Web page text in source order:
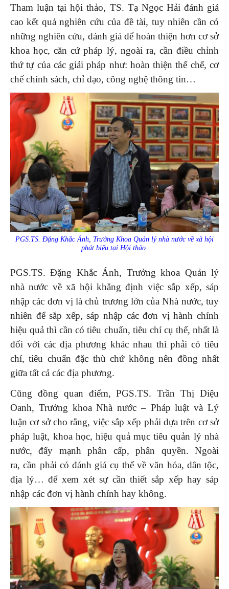
Tham luận tại hội thảo, TS. Tạ Ngọc Hải đánh giá
cao kết quả nghiên cứu của đề tài, tuy nhiên cần có
những nghiên cứu, đánh giá để hoàn thiện hơn cơ sở
khoa học, căn cứ pháp lý, ngoài ra, cần điều chỉnh
thứ tự của các giải pháp như: hoàn thiện thể chế, cơ
chế chính sách, chỉ đạo, công nghệ thông tin…
PGS.TS. Đặng Khắc Ánh, Trưởng Khoa Quản lý nhà nước về xã hội
phát biểu tại Hội thảo.
PGS.TS. Đặng Khắc Ánh, Trưởng khoa Quản lý
nhà nước về xã hội khẳng định việc sắp xếp, sáp
nhập các đơn vị là chủ trương lớn của Nhà nước, tuy
nhiên để sắp xếp, sáp nhập các đơn vị hành chính
hiệu quả thì cần có tiêu chuẩn, tiêu chí cụ thể, nhất là
đối với các địa phương khác nhau thì phải có tiêu
chí, tiêu chuẩn đặc thù chứ không nên đồng nhất
giữa tất cả các địa phương.
Cũng đồng quan điểm, PGS.TS. Trần Thị Diệu
Oanh, Trưởng khoa Nhà nước – Pháp luật và Lý
luận cơ sở cho rằng, việc sắp xếp phải dựa trên cơ sở
pháp luật, khoa học, hiệu quả mục tiêu quản lý nhà
nước, đẩy mạnh phân cấp, phân quyền. Ngoài
ra, cần phải có đánh giá cụ thể về văn hóa, dân tộc,
địa lý… để xem xét sự cần thiết sắp xếp hay sáp
nhập các đơn vị hành chính hay không.